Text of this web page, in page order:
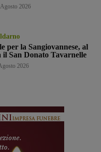
2026
per la Sangiovannese, al
San Donato Tavarnelle
2026